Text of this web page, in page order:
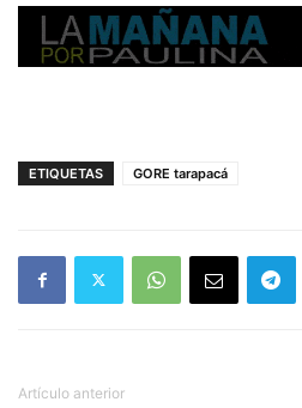
ETIQUETAS GORE tarapacá
Artículo anterior